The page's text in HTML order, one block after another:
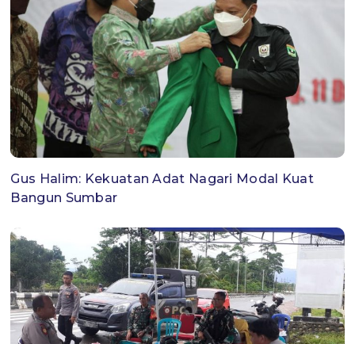
Gus Halim: Kekuatan Adat Nagari Modal Kuat
Bangun Sumbar